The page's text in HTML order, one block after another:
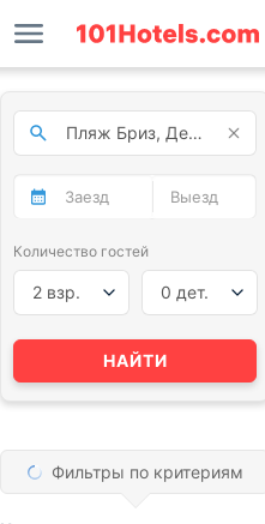
Количество гостей
2 взр. 0 дет.
НАЙТИ
Фильтры по критериям